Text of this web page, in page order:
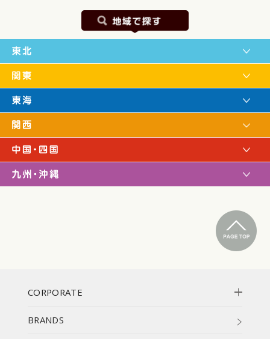
CORPORATE
BRANDS